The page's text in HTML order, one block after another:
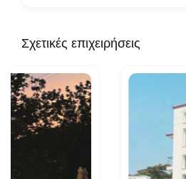
Σχετικές επιχειρήσεις